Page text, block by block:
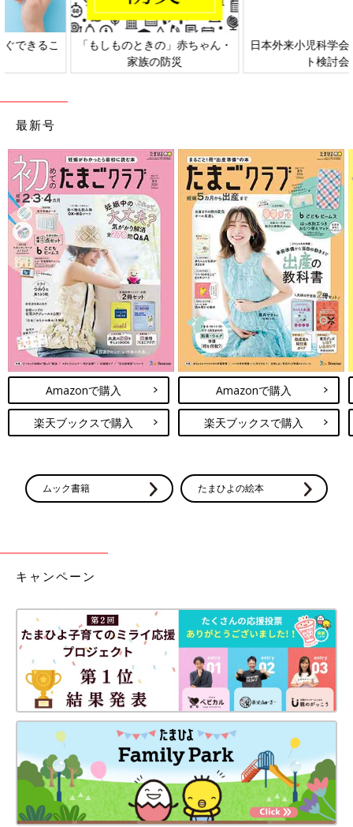
日本外来小児科学会リーフレッ
六星占術 細木かおりさんの人生
最新号
Amazonで購入
楽天ブックスで購入
Amazonで購入
楽天ブックスで購入
ムック書籍 たまひよの絵本
キャンペーン